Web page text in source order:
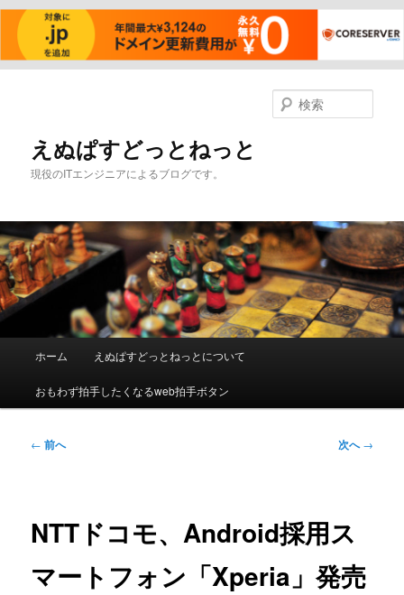
へ
移
動
えぬぱすどっとねっと
現役のITエンジニアによるブログです。
索
メ
ホーム えぬぱすどっとねっとについて
おもわず拍手したくなるweb拍手ボタン
投
ー
ョ
← 前へ 次へ→
NTTドコモ、Android採用ス
マートフォン「Xperia」発売